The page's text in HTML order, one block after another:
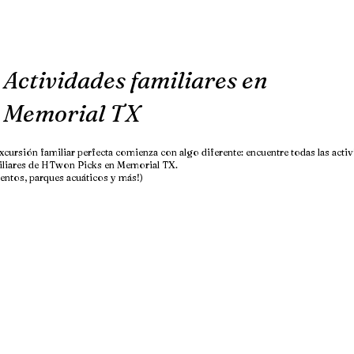
Actividades familiares en
Memorial TX
familiar perfecta comienza con algo diferente: encuentre todas las
de HTwon Picks en Memorial TX.
parques acuáticos y más!)